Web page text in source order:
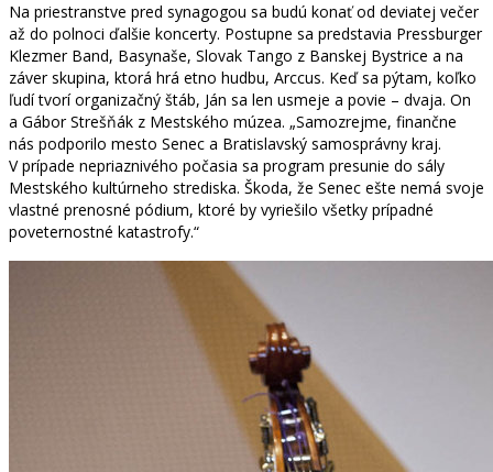
Na priestranstve pred synagogou sa budú konať od deviatej večer
až do polnoci ďalšie koncerty. Postupne sa predstavia Pressburger
Klezmer Band, Basynaše, Slovak Tango z Banskej Bystrice a na
záver skupina, ktorá hrá etno hudbu, Arccus. Keď sa pýtam, koľko
ľudí tvorí organizačný štáb, Ján sa len usmeje a povie – dvaja. On
a Gábor Strešňák z Mestského múzea. „Samozrejme, finančne
nás podporilo mesto Senec a Bratislavský samosprávny kraj.
V prípade nepriaznivého počasia sa program presunie do sály
Mestského kultúrneho strediska. Škoda, že Senec ešte nemá svoje
vlastné prenosné pódium, ktoré by vyriešilo všetky prípadné
poveternostné katastrofy.“